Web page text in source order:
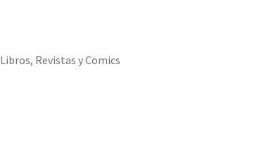
Libros, Revistas y Comics